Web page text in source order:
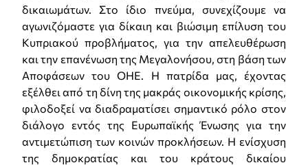
δικαιωμάτων. Στο ίδιο πνεύμα, συνεχίζουμε να
αγωνιζόμαστε για δίκαιη και βιώσιμη επίλυση του
Κυπριακού προβλήματος, για την απελευθέρωση
και την επανένωση της Μεγαλονήσου, στη βάση των
Αποφάσεων του ΟΗΕ. Η πατρίδα μας, έχοντας
εξέλθει από τη δίνη της μακράς οικονομικής κρίσης,
φιλοδοξεί να διαδραματίσει σημαντικό ρόλο στον
διάλογο εντός της Ευρωπαϊκής Ένωσης για την
αντιμετώπιση των κοινών προκλήσεων. Η ενίσχυση
της δημοκρατίας και του κράτους δικαίου